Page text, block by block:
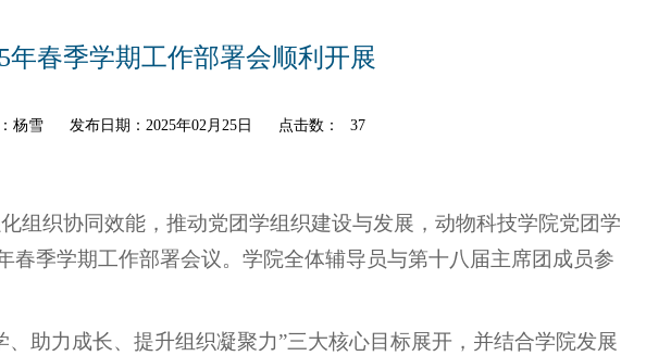
春季学期工作部署会顺利开展
杨雪 发布日期：2025年02月25日 点击数： 37
组织协同效能，推动党团学组织建设与发展，动物科技学院党团学
春季学期工作部署会议。学院全体辅导员与第十八届主席团成员参
助力成长、提升组织凝聚力”三大核心目标展开，并结合学院发展